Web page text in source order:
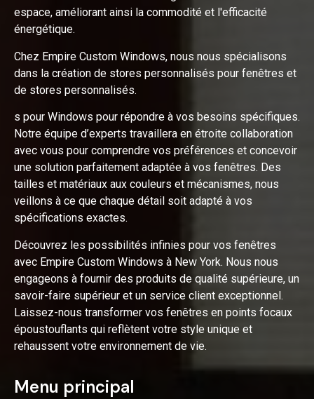
espace, améliorant ainsi la commodité et l'efficacité
énergétique.
Chez Empire Custom Windows, nous nous spécialisons
dans la création de stores personnalisés pour fenêtres et
de stores personnalisés.
s pour Windows pour répondre à vos besoins spécifiques.
Notre équipe d’experts travaillera en étroite collaboration
avec vous pour comprendre vos préférences et concevoir
une solution parfaitement adaptée à vos fenêtres. Des
tailles et matériaux aux couleurs et mécanismes, nous
veillons à ce que chaque détail soit adapté à vos
spécifications exactes.
Découvrez les possibilités infinies pour vos fenêtres
avec Empire Custom Windows à New York. Nous nous
engageons à fournir des produits de qualité supérieure, un
savoir-faire supérieur et un service client exceptionnel.
Laissez-nous transformer vos fenêtres en points focaux
époustouflants qui reflètent votre style unique et
rehaussent votre environnement de vie.
Menu principal